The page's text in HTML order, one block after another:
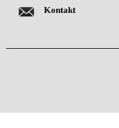
Kontakt